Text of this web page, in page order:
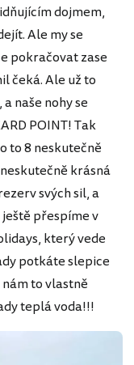
dojmem,
Ale my se
pokračovat zase
čeká. Ale už to
naše nohy se
POINT! Tak
to 8 neskutečně
krásná
svých sil, a
přespíme v
který vede
potkáte slepice
to vlastně
teplá voda!!!